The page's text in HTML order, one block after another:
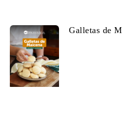
Galletas de